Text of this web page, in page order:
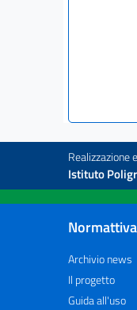
Realizzazione
Istituto
Normattiva
Archivio news
Il progetto
Guida all'uso